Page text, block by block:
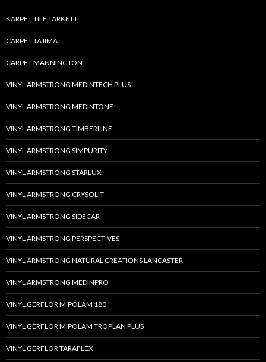
KARPET TILE TARKETT
CARPET TAJIMA
CARPET MANNINGTON
VINYL ARMSTRONG MEDINTECH PLUS
VINYL ARMSTRONG MEDINTONE
VINYL ARMSTRONG TIMBERLINE
VINYL ARMSTRONG SIMPURITY
VINYL ARMSTRONG STARLUX
VINYL ARMSTRONG CRYSOLIT
VINYL ARMSTRONG SIDECAR
VINYL ARMSTRONG PERSPECTIVES
VINYL ARMSTRONG NATURAL CREATIONS LANCASTER
VINYL ARMSTRONG MEDINPRO
VINYL GERFLOR MIPOLAM 180
VINYL GERFLOR MIPOLAM TROPLAN PLUS
VINYL GERFLOR TARAFLEX